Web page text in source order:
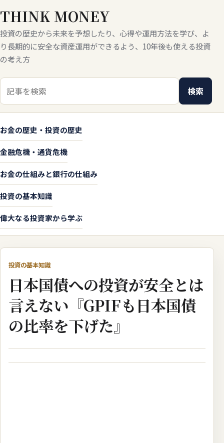
THINK MONEY
投資の歴史から未来を予想したり、心得や運用方法を学び、よ
り長期的に安全な資産運用ができるよう、10年後も使える投資
の考え方
検索キーワード
検索
お金の歴史・投資の歴史
金融危機・通貨危機
お金の仕組みと銀行の仕組み
投資の基本知識
偉大なる投資家から学ぶ
投資の基本知識
日本国債への投資が安全とは
言えない『GPIFも日本国債
の比率を下げた』